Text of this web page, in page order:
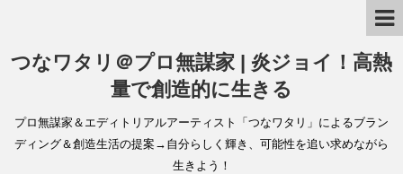
つなワタリ＠プロ無謀家 | 炎ジョイ！高熱
量で創造的に生きる
プロ無謀家＆エディトリアルアーティスト「つなワタリ」によるブラン
ディング＆創造生活の提案→自分らしく輝き、可能性を追い求めながら
生きよう！